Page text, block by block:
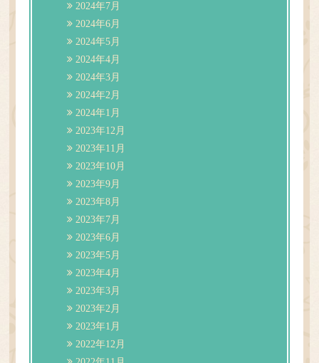
2024年7月
2024年6月
2024年5月
2024年4月
2024年3月
2024年2月
2024年1月
2023年12月
2023年11月
2023年10月
2023年9月
2023年8月
2023年7月
2023年6月
2023年5月
2023年4月
2023年3月
2023年2月
2023年1月
2022年12月